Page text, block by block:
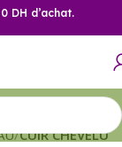
DH d’achat.
CUIR CHEVELU